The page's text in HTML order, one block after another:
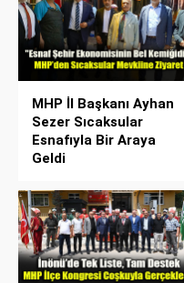
MHP İl Başkanı Ayhan
Sezer Sıcaksular
Esnafıyla Bir Araya
Geldi